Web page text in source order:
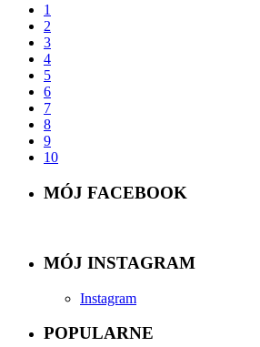
1
2
3
4
5
6
7
8
9
10
MÓJ FACEBOOK
MÓJ INSTAGRAM
Instagram
POPULARNE